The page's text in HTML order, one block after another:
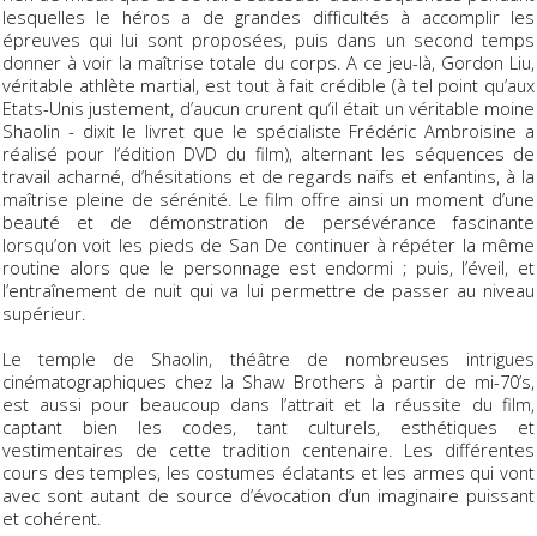
lesquelles le héros a de grandes difficultés à accomplir les
épreuves qui lui sont proposées, puis dans un second temps
donner à voir la maîtrise totale du corps. A ce jeu-là, Gordon Liu,
véritable athlète martial, est tout à fait crédible (à tel point qu’aux
Etats-Unis justement, d’aucun crurent qu’il était un véritable moine
Shaolin - dixit le livret que le spécialiste Frédéric Ambroisine a
réalisé pour l’édition DVD du film), alternant les séquences de
travail acharné, d’hésitations et de regards naïfs et enfantins, à la
maîtrise pleine de sérénité. Le film offre ainsi un moment d’une
beauté et de démonstration de persévérance fascinante
lorsqu’on voit les pieds de San De continuer à répéter la même
routine alors que le personnage est endormi ; puis, l’éveil, et
l’entraînement de nuit qui va lui permettre de passer au niveau
supérieur.
Le temple de Shaolin, théâtre de nombreuses intrigues
cinématographiques chez la Shaw Brothers à partir de mi-70’s,
est aussi pour beaucoup dans l’attrait et la réussite du film,
captant bien les codes, tant culturels, esthétiques et
vestimentaires de cette tradition centenaire. Les différentes
cours des temples, les costumes éclatants et les armes qui vont
avec sont autant de source d’évocation d’un imaginaire puissant
et cohérent.